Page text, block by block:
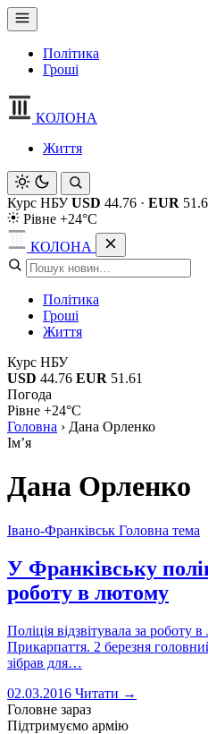
Політика
Гроші
КОЛОНА
Життя
Курс НБУ USD 44.76 · EUR
Рівне +24°C
КОЛОНА
Політика
Гроші
Життя
Курс НБУ
USD 44.76 EUR 51.61
Погода
Рівне +24°C
Головна › Дана Орленко
Імʼя
Дана Орленко
Івано-Франківськ Головна тема
У Франківську
роботу в лютому
Поліція відзвітувала за роботу
Прикарпаття. 2 березня
зібрав для…
02.03.2016 Читати →
Головне зараз
Підтримуємо армію